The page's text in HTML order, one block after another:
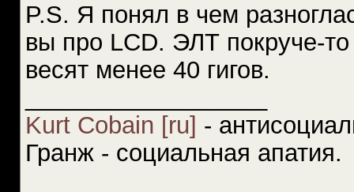
P.S. Я понял в чем
вы про LCD. ЭЛТ покруче-
весят менее 40 гигов.
Kurt Cobain [ru] -
Гранж - социальная апатия.